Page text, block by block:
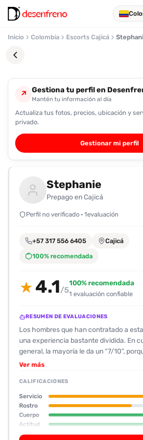
Inicio Colombia Escorts Cajicá
Favoritos
Pronto
podrás
registrarte
guardar
favoritas
para
fácilmente.
↗ Gestiona tu perfil en
Mantén tu información al día
Actualiza tus fotos, precios, ubicación y
privado.
Gestionar mi perfil
Stephanie
Prepago en Cajicá
Perfil no verificado · 1evaluación
+57 317 556 6405 Cajicá
100% recomendada
★ 4.1/5
100% recomendada
1 evaluación confiable
RESUMEN DE EVALUACIONES
Los hombres que han contratado a
una experiencia bastante dividida. En
general, la mayoría le da un “7/10”,
funciona, pero el lugar donde la
una lona que separa la “recepción” de
cuenta con una colchoneta y un baño
atención en el chat fue rápida y cortés,
infraestructura es pésima y no permite
disfrute cómodamente. En físico la escort se destaca. Con
un cuerpazo “10/10” y una figura
Ver más
CALIFICACIONES
Servicio
Rostro
Cuerpo
Actitud